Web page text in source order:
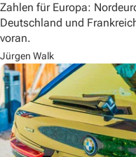
Zahlen für Europa:
Deutschland und
voran.
Jürgen Walk